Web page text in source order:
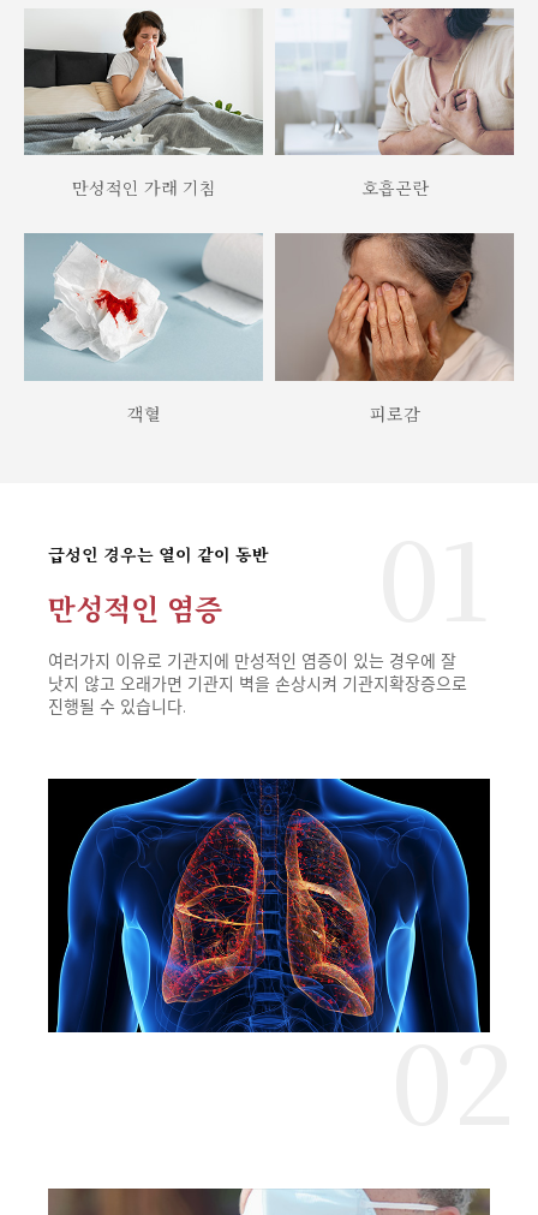
만성적인 가래 기침 호흡곤란
객혈 피로감
급성인 경우는 열이 같이 동반
만성적인 염증
여러가지 이유로 기관지에 만성적인 염증이 있는 경우에 잘
낫지 않고 오래가면 기관지 벽을 손상시켜 기관지확장증으로
진행될 수 있습니다.
02